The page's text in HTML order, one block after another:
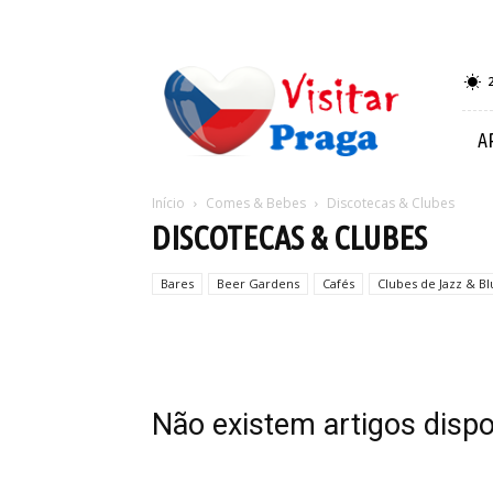
Visitar
Praga
Início Comes & Bebes Discotecas & Clubes
DISCOTECAS & CLUBES
Bares Beer Gardens Cafés Clubes de Jazz &
Não existem artigos